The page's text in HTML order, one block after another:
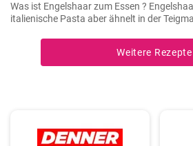
Was ist Engelshaar zum Essen ? Engelshaar ist wie ganz dünne
italienische Pasta aber ähnelt in der
gefüllt benutzt. Schauen Sie selbst wie es
Weitere Rezepte